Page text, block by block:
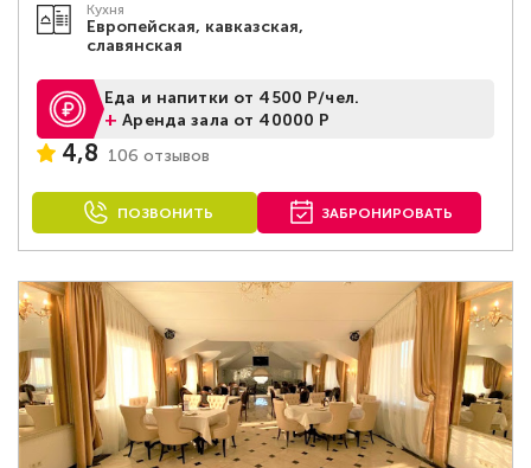
Кухня
Европейская, кавказская,
славянская
Еда и напитки от 4500 Р/чел.
+Аренда зала от 40000 Р
4,8 106 отзывов
ПОЗВОНИТЬ ЗАБРОНИРОВАТЬ